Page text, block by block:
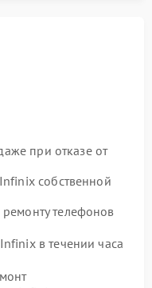
при отказе от
собственной
телефонов
в течении часа